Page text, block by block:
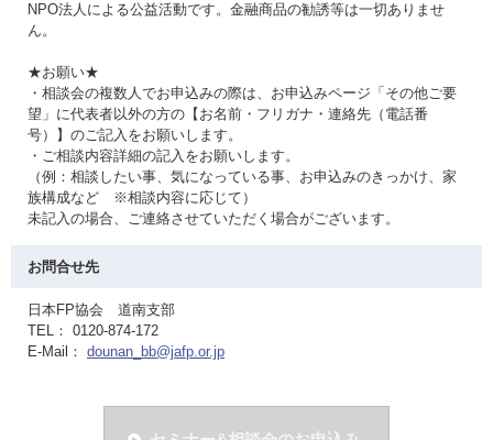
NPO法人による公益活動です。金融商品の勧誘等は一切ありませ
ん。
★お願い★
・相談会の複数人でお申込みの際は、お申込みページ「その他ご要
望」に代表者以外の方の【お名前・フリガナ・連絡先（電話番
号）】のご記入をお願いします。
・ご相談内容詳細の記入をお願いします。
（例：相談したい事、気になっている事、お申込みのきっかけ、家
族構成など ※相談内容に応じて）
未記入の場合、ご連絡させていただく場合がございます。
お問合せ先
日本FP協会 道南支部
TEL： 0120-874-172
E-Mail： dounan_bb@jafp.or.jp